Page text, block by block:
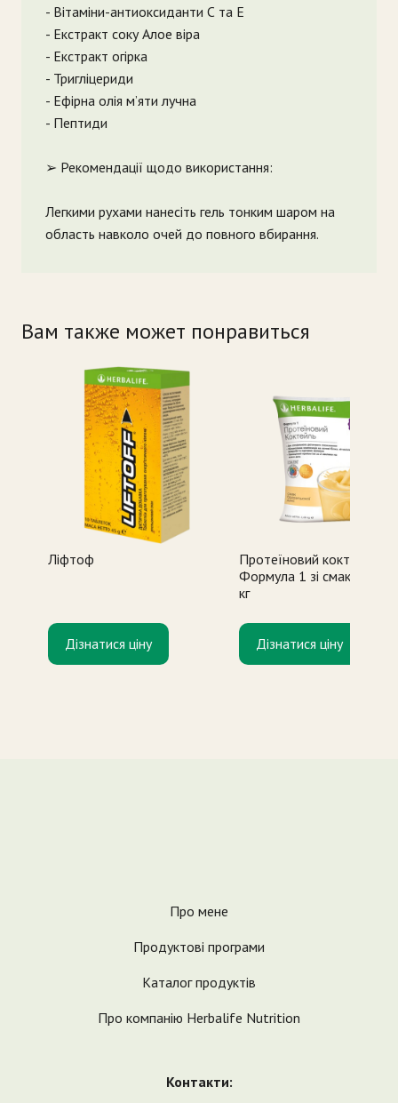
- Вітаміни-антиоксиданти С та Е
- Екстракт соку Алое віра
- Екстракт огірка
- Тригліцериди
- Ефірна олія м’яти лучна
- Пептиди
➢ Рекомендації щодо використання:
Легкими рухами нанесіть гель тонким шаром на
область навколо очей до повного вбирання.
Вам также может понравиться
Ліфтоф
Дізнатися ціну
Протеїновий коктейль
Формула 1 зі смаком
кг
Дізнатися ціну
Про мене
Продуктові програми
Каталог продуктів
Про компанію Herbalife Nutrition
Контакти: